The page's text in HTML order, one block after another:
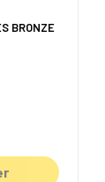
BRONZE